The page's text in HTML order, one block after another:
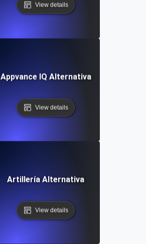
View details
Appvance IQ Alternativa
View details
Artillería Alternativa
View details